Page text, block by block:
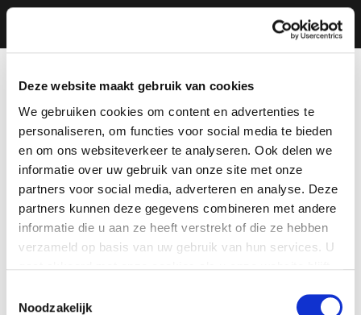
Deze website maakt gebruik van cookies
We gebruiken cookies om content en advertenties te
personaliseren, om functies voor social media te bieden
en om ons websiteverkeer te analyseren. Ook delen we
informatie over uw gebruik van onze site met onze
partners voor social media, adverteren en analyse. Deze
partners kunnen deze gegevens combineren met andere
informatie die u aan ze heeft verstrekt of die ze hebben
verzameld op basis van uw gebruik van hun services. U
Noodzakelijk